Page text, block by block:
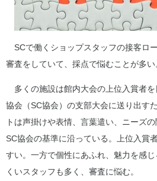
SCで働くショップスタッフの接客ロ
審査をしていて、採点で悩むことが多い
多くの施設は館内大会の上位入賞者
協会（SC協会）の支部大会に送り出す
トは声掛けや表情、言葉遣い、ニーズ
SC協会の基準に沿っている。上位入賞
すい。一方で個性にあふれ、魅力を感
くいスタッフも多く、審査に悩む。